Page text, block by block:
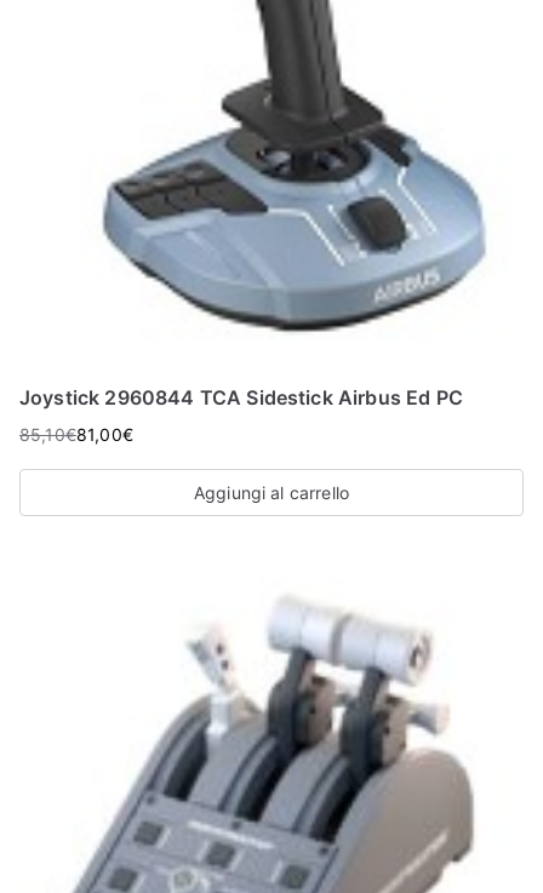
Joystick 2960844 TCA Sidestick Airbus Ed PC
85,10€81,00€
Aggiungi al carrello